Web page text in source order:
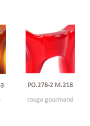
PO.278-2 M.218
rouge gourmand